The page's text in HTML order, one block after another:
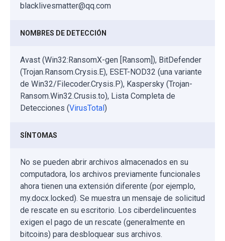
blacklivesmatter@qq.com
NOMBRES DE DETECCIÓN
Avast (Win32:RansomX-gen [Ransom]), BitDefender
(Trojan.Ransom.Crysis.E), ESET-NOD32 (una variante
de Win32/Filecoder.Crysis.P), Kaspersky (Trojan-
Ransom.Win32.Crusis.to), Lista Completa de
Detecciones (VirusTotal)
SÍNTOMAS
No se pueden abrir archivos almacenados en su
computadora, los archivos previamente funcionales
ahora tienen una extensión diferente (por ejemplo,
my.docx.locked). Se muestra un mensaje de solicitud
de rescate en su escritorio. Los ciberdelincuentes
exigen el pago de un rescate (generalmente en
bitcoins) para desbloquear sus archivos.